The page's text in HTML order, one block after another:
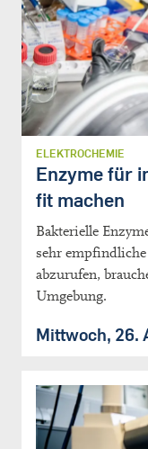
ELEKTROCHEMIE
Enzyme für
fit machen
Bakterielle
sehr
abzurufen,
Umgebung.
Mittwoch, 26.